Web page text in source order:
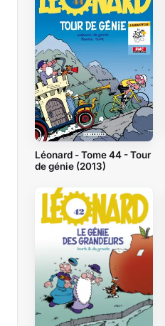
Léonard - Tome 44 - Tour
de génie (2013)